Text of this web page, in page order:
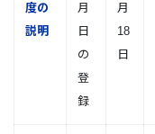
度の
説明
月
日
の
登
録
月
18
日